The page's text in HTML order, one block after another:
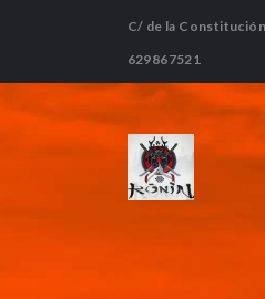
C/ de la
629867521